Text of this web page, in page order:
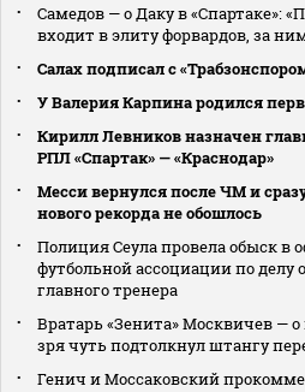
Самедов — о Даку в «Спартаке»:
входит в элиту форвардов, за
Салах подписал с
У Валерия Карпина родился
Кирилл Левников назначен
РПЛ «Спартак» — «Краснодар»
Месси вернулся после ЧМ и
нового рекорда не обошлось
Полиция Сеула провела обыск в
футбольной ассоциации по
главного тренера
Вратарь «Зенита» Москвичев —
зря чуть подтолкнул штангу
Генич и Моссаковский